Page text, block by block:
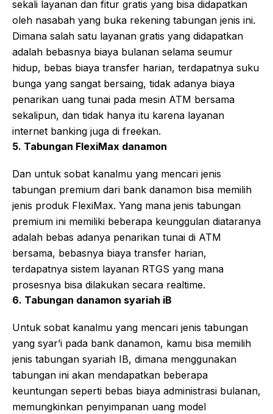
sekali layanan dan fitur gratis yang bisa didapatkan
oleh nasabah yang buka rekening tabungan jenis ini.
Dimana salah satu layanan gratis yang didapatkan
adalah bebasnya biaya bulanan selama seumur
hidup, bebas biaya transfer harian, terdapatnya suku
bunga yang sangat bersaing, tidak adanya biaya
penarikan uang tunai pada mesin ATM bersama
sekalipun, dan tidak hanya itu karena layanan
internet banking juga di freekan.
5. Tabungan FlexiMax danamon
Dan untuk sobat kanalmu yang mencari jenis
tabungan premium dari bank danamon bisa memilih
jenis produk FlexiMax. Yang mana jenis tabungan
premium ini memiliki beberapa keunggulan diataranya
adalah bebas adanya penarikan tunai di ATM
bersama, bebasnya biaya transfer harian,
terdapatnya sistem layanan RTGS yang mana
prosesnya bisa dilakukan secara realtime.
6. Tabungan danamon syariah iB
Untuk sobat kanalmu yang mencari jenis tabungan
yang syar’i pada bank danamon, kamu bisa memilih
jenis tabungan syariah IB, dimana menggunakan
tabungan ini akan mendapatkan beberapa
keuntungan seperti bebas biaya administrasi bulanan,
memungkinkan penyimpanan uang model